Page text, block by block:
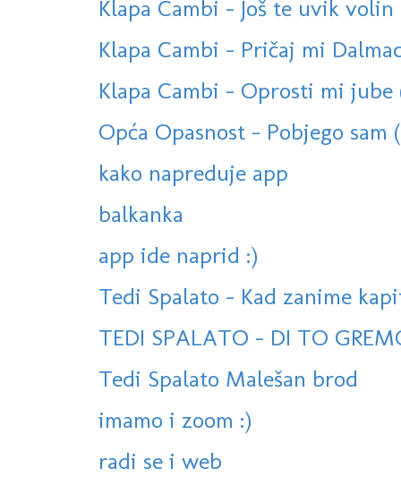
Klapa Cambi - Još te uvik
Klapa Cambi - Pričaj mi
Klapa Cambi - Oprosti mi jube
Opća Opasnost - Pobjego
kako napreduje app
balkanka
app ide naprid :)
Tedi Spalato - Kad zanime
TEDI SPALATO - DI TO
Tedi Spalato Malešan brod
imamo i zoom :)
radi se i web